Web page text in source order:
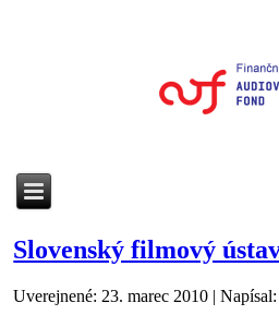
Slovenský filmový
Uverejnené: 23. marec 2010 |Napísal: